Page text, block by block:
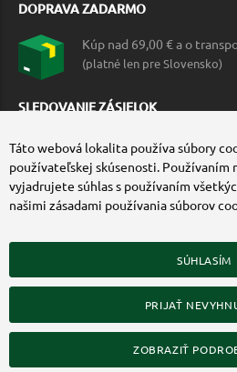
DOPRAVA ZADARMO
Kúp nad 69,00 € a o
(platné len pre Slovensko)
SLEDOVANIE ZÁSIELOK
ZÍSKAJTE VIAC O COMMANDO.SK
Upraviť nastavenia
Táto webová lokalita používa súbory
používateľskej skúsenosti. Používaním
vyjadrujete súhlas s používaním
našimi zásadami používania súborov
SÚHLASÍM
PRIJAŤ
ZOBRAZIŤ